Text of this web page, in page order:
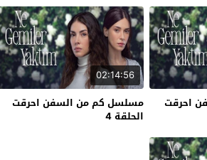
احرقت
02:14:56
مسلسل كم من السفن احرقت
الحلقة 4